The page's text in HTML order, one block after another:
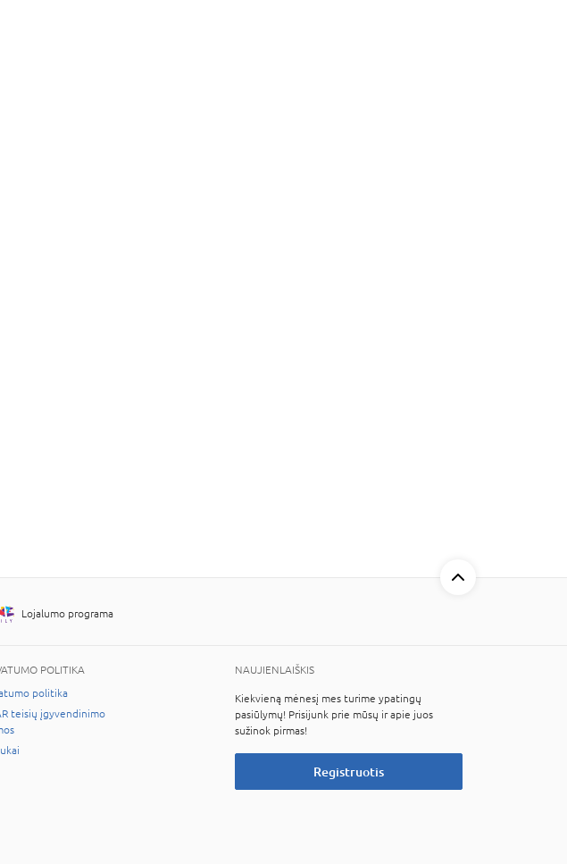
Lojalumo programa
POLITIKA
politika
teisių įgyvendinimo
NAUJIENLAIŠKIS
Kiekvieną mėnesį mes turime ypatingų
pasiūlymų! Prisijunk prie mūsų ir apie juos
sužinok pirmas!
Registruotis